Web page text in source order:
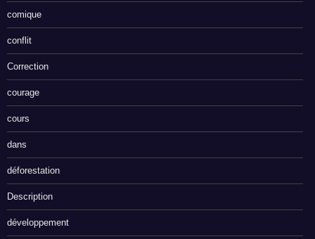
comique
conflit
Correction
courage
cours
dans
déforestation
Description
développement